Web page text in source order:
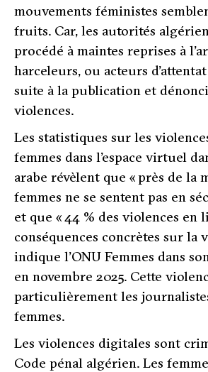
mouvements féministes
fruits. Car, les autorités
procédé à maintes reprises à
harceleurs, ou acteurs
suite à la publication et
violences.
Les statistiques sur les
femmes dans l’espace virtuel
arabe révèlent que « près de la
femmes ne se sentent pas en
et que « 44 % des violences en
conséquences concrètes sur la
indique l’ONU Femmes dans
en novembre 2025. Cette
particulièrement les
femmes.
Les violences digitales sont
Code pénal algérien. Les